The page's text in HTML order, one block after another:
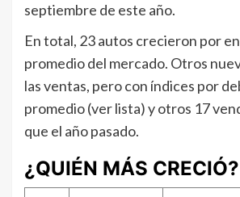
septiembre de este año.
En total, 23 autos crecieron por
promedio del mercado. Otros
las ventas, pero con índices por
promedio (ver lista) y otros 17
que el año pasado.
¿QUIÉN MÁS CRECIÓ?